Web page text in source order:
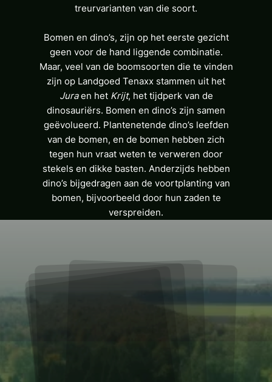
treurvarianten van die soort.
Bomen en dino’s, zijn op het eerste gezicht
geen voor de hand liggende combinatie.
Maar, veel van de boomsoorten die te vinden
zijn op Landgoed Tenaxx stammen uit het
Juraen het Krijt, het tijdperk van de
dinosauriërs. Bomen en dino’s zijn samen
geëvolueerd. Plantenetende dino’s leefden
van de bomen, en de bomen hebben zich
tegen hun vraat weten te verweren door
stekels en dikke basten. Anderzijds hebben
dino’s bijgedragen aan de voortplanting van
bomen, bijvoorbeeld door hun zaden te
verspreiden.